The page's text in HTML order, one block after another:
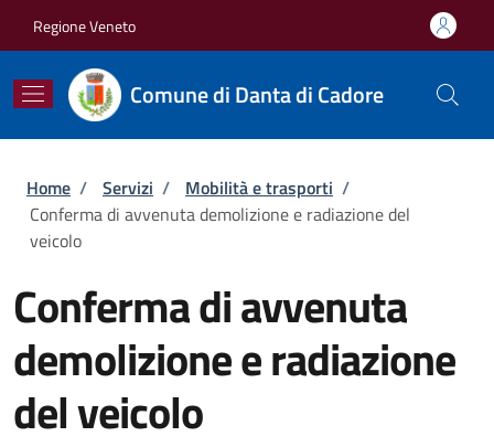
Regione Veneto
Comune di Danta di Cadore
Briciole di pane
Home / Servizi / Mobilità e trasporti /
Conferma di avvenuta demolizione e radiazione del
veicolo
Conferma di avvenuta
demolizione e radiazione
del veicolo